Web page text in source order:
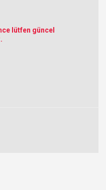
lütfen güncel